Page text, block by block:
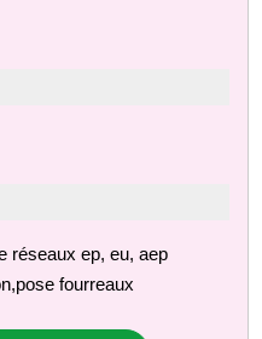
réseaux ep, eu, aep
fourreaux